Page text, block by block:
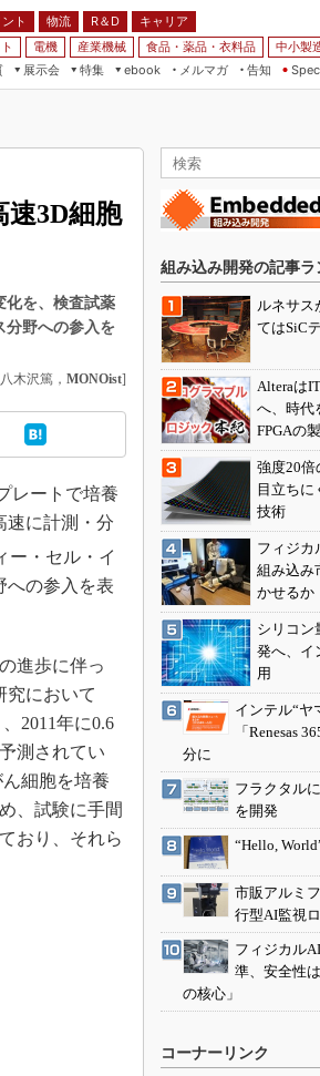
ト 物流 R＆D
キャリア
電機 産業機械 食品・薬品・衣料品
中小製
展示会
特集
ebook
メルマガ
告知
3D細胞
化を、検査試薬
分野への参入を
木沢篤， MONOist]
レートで培養
速に計測・分
ー・セル・イ
への参入を表
進歩に伴っ
究において
2011年に0.6
測されてい
細胞を培養
、試験に手間
おり、それら
組み込み開発の記事ラ
ルネサス
てはSiC
Alteraは
へ、時代
FPGAの
強度20倍
目立ちに
技術
フィジカ
組み込み
かせるか
シリコン
発へ、イ
用
インテル“ヤ
「Renesas
分に
フラクタル
を開発
“Hello,
市販アルミ
行型AI監視
フィジカル
準、安全性
の核心」
コーナーリンク